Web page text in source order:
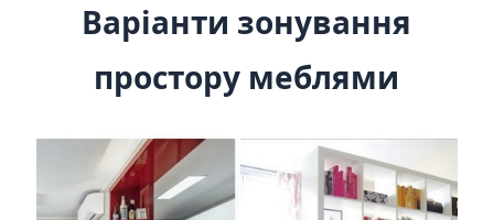
Варіанти зонування
простору меблями